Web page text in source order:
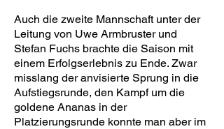
Auch die zweite Mannschaft unter der
Leitung von Uwe Armbruster und
Stefan Fuchs brachte die Saison mit
einem Erfolgserlebnis zu Ende. Zwar
misslang der anvisierte Sprung in die
Aufstiegsrunde, den Kampf um die
goldene Ananas in der
Platzierungsrunde konnte man aber im